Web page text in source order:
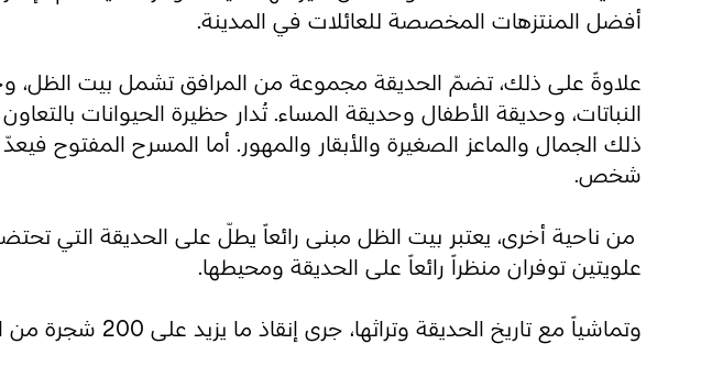
أفضل المنتزهات المخصصة للعائلات في المدينة.
علاوةً على ذلك، تضمّ الحديقة مجموعة من المرافق تشمل بيت الظل،
النباتات، وحديقة الأطفال وحديقة المساء. تُدار حظيرة الحيوانات
ذلك الجمال والماعز الصغيرة والأبقار والمهور. أما المسرح المفتوح
شخص.
من ناحية أخرى، يعتبر بيت الظل مبنى رائعاً يطلّ على الحديقة
علويتين توفران منظراً رائعاً على الحديقة ومحيطها.
وتماشياً مع تاريخ الحديقة وتراثها، جرى إنقاذ ما يزيد على 200 شجرة من الحديقة القديمة وزرعها في أماكنها الأساسية في أنحاء الحديقة.